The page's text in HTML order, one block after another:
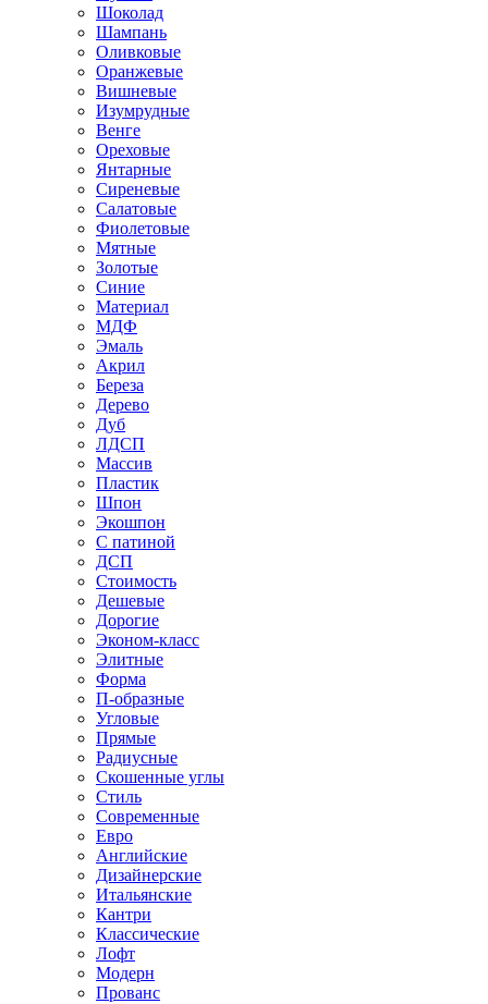
Шоколад
Шампань
Оливковые
Оранжевые
Вишневые
Изумрудные
Венге
Ореховые
Янтарные
Сиреневые
Салатовые
Фиолетовые
Мятные
Золотые
Синие
Материал
МДФ
Эмаль
Акрил
Береза
Дерево
Дуб
ЛДСП
Массив
Пластик
Шпон
Экошпон
С патиной
ДСП
Стоимость
Дешевые
Дорогие
Эконом-класс
Элитные
Форма
П-образные
Угловые
Прямые
Радиусные
Скошенные углы
Стиль
Современные
Евро
Английские
Дизайнерские
Итальянские
Кантри
Классические
Лофт
Модерн
Прованс